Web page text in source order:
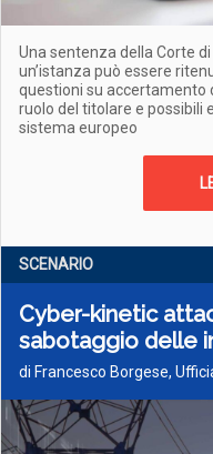
Una sentenza della Corte
un’istanza può essere
questioni su accertamento
ruolo del titolare e possibili
sistema europeo
SCENARIO
Cyber-kinetic
sabotaggio delle
di Francesco Borgese,